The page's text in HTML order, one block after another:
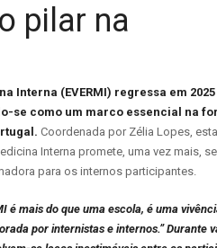
pilar na
Interna (EVERMI) regressa em
se como um marco essencial na
Coordenada por Zélia Lopes,
Interna promete, uma vez mais,
para os internos participantes.
é mais do que uma escola, é uma
por internistas e internos.” Durante